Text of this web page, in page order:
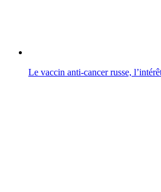
Le vaccin anti-cancer russe,